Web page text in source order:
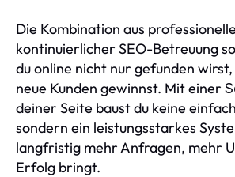
Die Kombination aus
kontinuierlicher SEO-Betreuung
du online nicht nur gefunden
neue Kunden gewinnst. Mit einer
deiner Seite baust du keine
sondern ein leistungsstarkes
langfristig mehr Anfragen, mehr
Erfolg bringt.